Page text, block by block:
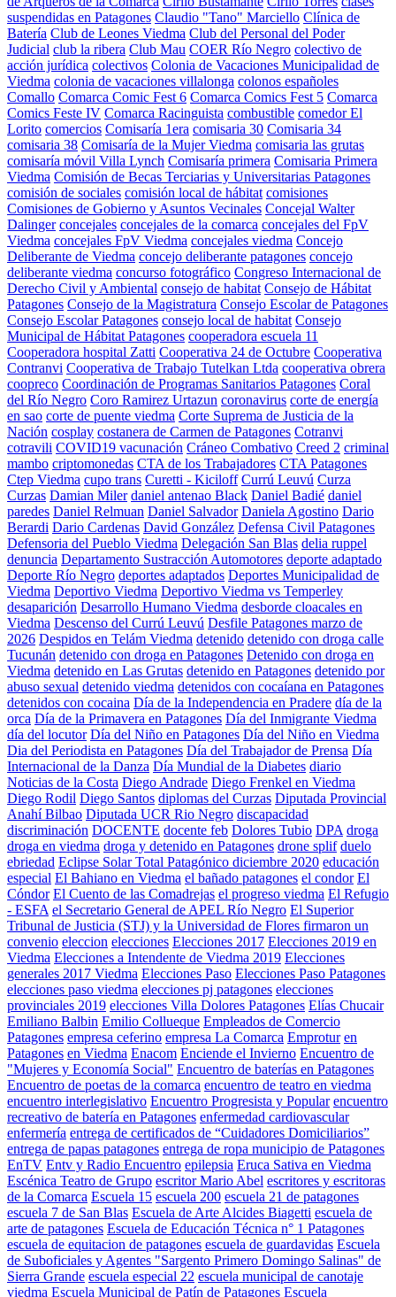
suspendidas en Patagones Claudio "Tano" Marciello Clínica de
Batería Club de Leones Viedma Club del Personal del Poder
Judicial club la ribera Club Mau COER Río Negro colectivo de
acción jurídica colectivos Colonia de Vacaciones Municipalidad de
Viedma colonia de vacaciones villalonga colonos españoles
Comallo Comarca Comic Fest 6 Comarca Comics Fest 5 Comarca
Comics Feste IV Comarca Racinguista combustible comedor El
Lorito comercios Comisaría 1era comisaria 30 Comisaria 34
comisaria 38 Comisaría de la Mujer Viedma comisaria las grutas
comisaría móvil Villa Lynch Comisaría primera Comisaria Primera
Viedma Comisión de Becas Terciarias y Universitarias Patagones
comisión de sociales comisión local de hábitat comisiones
Comisiones de Gobierno y Asuntos Vecinales Concejal Walter
Dalinger concejales concejales de la comarca concejales del FpV
Viedma concejales FpV Viedma concejales viedma Concejo
Deliberante de Viedma concejo deliberante patagones concejo
deliberante viedma concurso fotográfico Congreso Internacional de
Derecho Civil y Ambiental consejo de habitat Consejo de Hábitat
Patagones Consejo de la Magistratura Consejo Escolar de Patagones
Consejo Escolar Patagones consejo local de habitat Consejo
Municipal de Hábitat Patagones cooperadora escuela 11
Cooperadora hospital Zatti Cooperativa 24 de Octubre Cooperativa
Contranvi Cooperativa de Trabajo Tutelkan Ltda cooperativa obrera
coopreco Coordinación de Programas Sanitarios Patagones Coral
del Río Negro Coro Ramirez Urtazun coronavirus corte de energía
en sao corte de puente viedma Corte Suprema de Justicia de la
Nación cosplay costanera de Carmen de Patagones Cotranvi
cotravili COVID19 vacunación Cráneo Combativo Creed 2 criminal
mambo criptomonedas CTA de los Trabajadores CTA Patagones
Ctep Viedma cupo trans Curetti - Kiciloff Currú Leuvú Curza
Curzas Damian Miler daniel antenao Black Daniel Badié daniel
paredes Daniel Relmuan Daniel Salvador Daniela Agostino Dario
Berardi Dario Cardenas David González Defensa Civil Patagones
Defensoria del Pueblo Viedma Delegación San Blas delia ruppel
denuncia Departamento Sustracción Automotores deporte adaptado
Deporte Río Negro deportes adaptados Deportes Municipalidad de
Viedma Deportivo Viedma Deportivo Viedma vs Temperley
desaparición Desarrollo Humano Viedma desborde cloacales en
Viedma Descenso del Currú Leuvú Desfile Patagones marzo de
2026 Despidos en Telám Viedma detenido detenido con droga calle
Tucunán detenido con droga en Patagones Detenido con droga en
Viedma detenido en Las Grutas detenido en Patagones detenido por
abuso sexual detenido viedma detenidos con cocaíana en Patagones
detenidos con cocaina Día de la Independencia en Pradere día de la
orca Día de la Primavera en Patagones Día del Inmigrante Viedma
día del locutor Día del Niño en Patagones Día del Niño en Viedma
Dia del Periodista en Patagones Día del Trabajador de Prensa Día
Internacional de la Danza Día Mundial de la Diabetes diario
Noticias de la Costa Diego Andrade Diego Frenkel en Viedma
Diego Rodil Diego Santos diplomas del Curzas Diputada Provincial
Anahí Bilbao Diputada UCR Rio Negro discapacidad
discriminación DOCENTE docente feb Dolores Tubio DPA droga
droga en viedma droga y detenido en Patagones drone splif duelo
ebriedad Eclipse Solar Total Patagónico diciembre 2020 educación
especial El Bahiano en Viedma el bañado patagones el condor El
Cóndor El Cuento de las Comadrejas el progreso viedma El Refugio
- ESFA el Secretario General de APEL Río Negro El Superior
Tribunal de Justicia (STJ) y la Universidad de Flores firmaron un
convenio eleccion elecciones Elecciones 2017 Elecciones 2019 en
Viedma Elecciones a Intendente de Viedma 2019 Elecciones
generales 2017 Viedma Elecciones Paso Elecciones Paso Patagones
elecciones paso viedma elecciones pj patagones elecciones
provinciales 2019 elecciones Villa Dolores Patagones Elías Chucair
Emiliano Balbin Emilio Collueque Empleados de Comercio
Patagones empresa ceferino empresa La Comarca Emprotur en
Patagones en Viedma Enacom Enciende el Invierno Encuentro de
"Mujeres y Economía Social" Encuentro de baterías en Patagones
Encuentro de poetas de la comarca encuentro de teatro en viedma
encuentro interlegislativo Encuentro Progresista y Popular encuentro
recreativo de batería en Patagones enfermedad cardiovascular
enfermería entrega de certificados de “Cuidadores Domiciliarios”
entrega de papas patagones entrega de ropa municipio de Patagones
EnTV Entv y Radio Encuentro epilepsia Eruca Sativa en Viedma
Escénica Teatro de Grupo escritor Mario Abel escritores y escritoras
de la Comarca Escuela 15 escuela 200 escuela 21 de patagones
escuela 7 de San Blas Escuela de Arte Alcides Biagetti escuela de
arte de patagones Escuela de Educación Técnica n° 1 Patagones
escuela de equitacion de patagones escuela de guardavidas Escuela
de Suboficiales y Agentes "Sargento Primero Domingo Salinas" de
Sierra Grande escuela especial 22 escuela municipal de canotaje
viedma Escuela Municipal de Patín de Patagones Escuela